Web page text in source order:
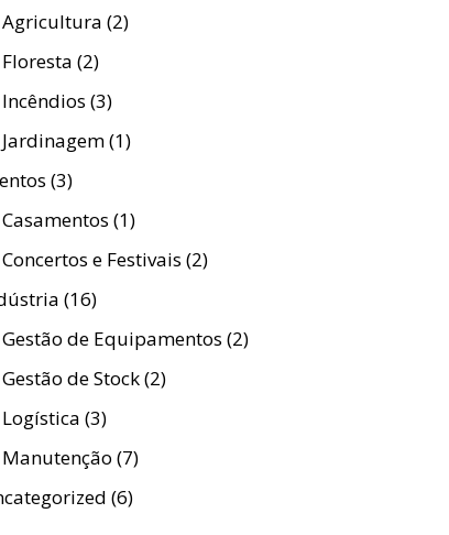
Agricultura (2)
Floresta (2)
Incêndios (3)
Jardinagem(1)
(3)
Casamentos (1)
Concertos e Festivais (2)
(16)
Gestão de Equipamentos (2)
Gestão de Stock(2)
Logística (3)
Manutenção (7)
(6)